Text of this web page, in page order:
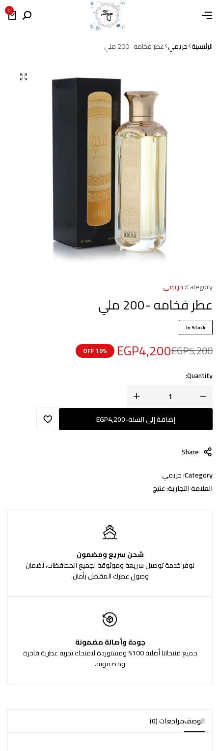
0
الرئيسية حريمي عطر فخامه -200 ملي
Category: حريمي
عطر فخامه -200 ملي
In Stock
EGP5,200
EGP4,200
19% OFF
Quantity:
إضافة إلى السلة-
EGP4,200
Share
Category: حريمي
العلامة التجارية:عتيج
شحن سريع ومضمون
نوفر خدمة توصيل سريعة وموثوقة لجميع المحافظات، لضمان
وصول عطرك المفضل بأمان.
جودة وأصالة مضمونة
جميع منتجاتنا أصلية 100% ومستوردة لتمنحك تجربة عطرية فاخرة
ومضمونة.
الوصفمراجعات (0)